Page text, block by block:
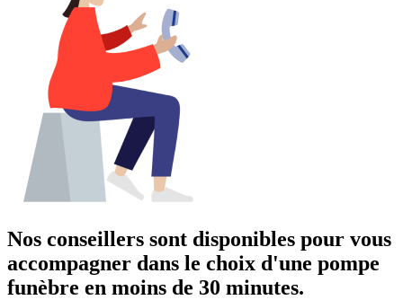
Nos conseillers sont disponibles pour vous
accompagner dans le choix d'une pompe
funèbre en moins de 30 minutes.